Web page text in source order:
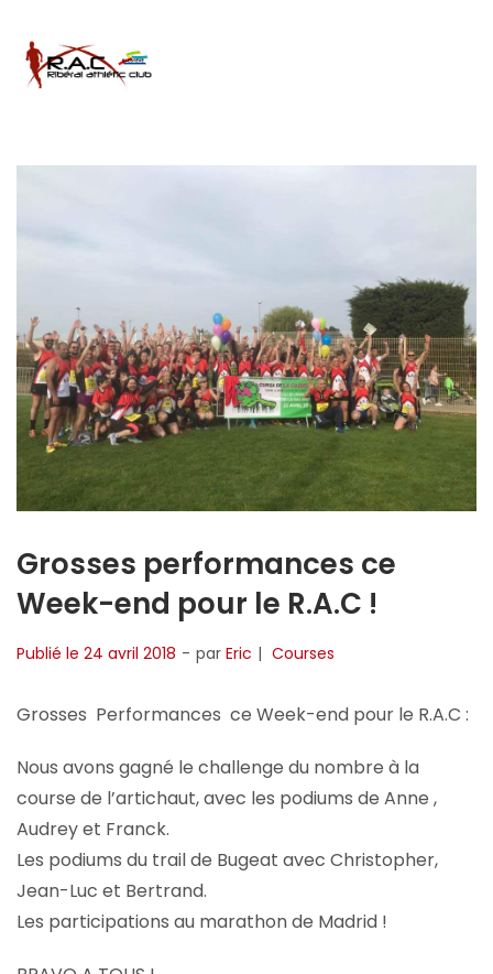
Grosses performances ce
Week-end pour le R.A.C !
Publié le 24 avril 2018 par Eric Courses
Grosses Performances ce Week-end pour le R.A.C :
Nous avons gagné le challenge du nombre à la
course de l’artichaut, avec les podiums de Anne ,
Audrey et Franck.
Les podiums du trail de Bugeat avec Christopher,
Jean-Luc et Bertrand.
Les participations au marathon de Madrid !